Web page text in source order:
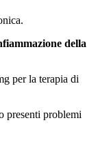
della
per la terapia di
presenti problemi